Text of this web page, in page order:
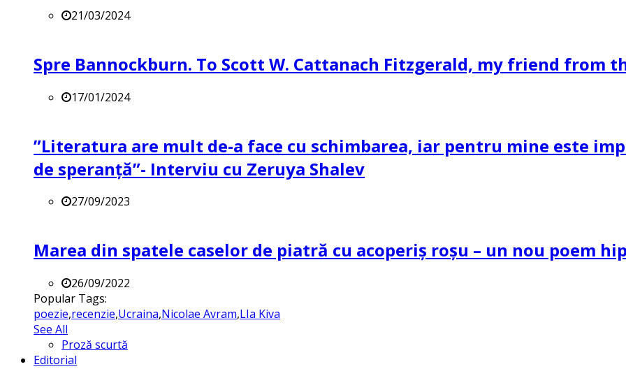
21/03/2024
Spre Bannockburn. To Scott W. Cattanach Fitzgerald, my friend from
17/01/2024
”Literatura are mult de-a face cu schimbarea, iar pentru mine este
de speranță”- Interviu cu Zeruya Shalev
27/09/2023
Marea din spatele caselor de piatră cu acoperiș roșu – un nou poem
26/09/2022
Popular Tags:
poezie,recenzie,Ucraina,Nicolae Avram,LIa Kiva
See All
Proză scurtă
Editorial